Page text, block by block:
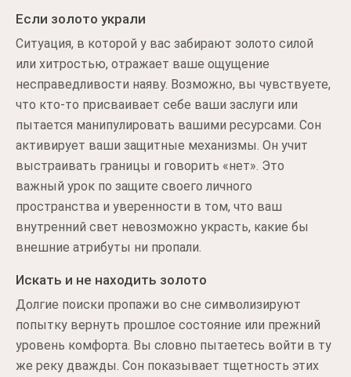
Если золото украли
Ситуация, в которой у вас забирают золото силой
или хитростью, отражает ваше ощущение
несправедливости наяву. Возможно, вы чувствуете,
что кто-то присваивает себе ваши заслуги или
пытается манипулировать вашими ресурсами. Сон
активирует ваши защитные механизмы. Он учит
выстраивать границы и говорить «нет». Это
важный урок по защите своего личного
пространства и уверенности в том, что ваш
внутренний свет невозможно украсть, какие бы
внешние атрибуты ни пропали.
Искать и не находить золото
Долгие поиски пропажи во сне символизируют
попытку вернуть прошлое состояние или прежний
уровень комфорта. Вы словно пытаетесь войти в ту
же реку дважды. Сон показывает тщетность этих